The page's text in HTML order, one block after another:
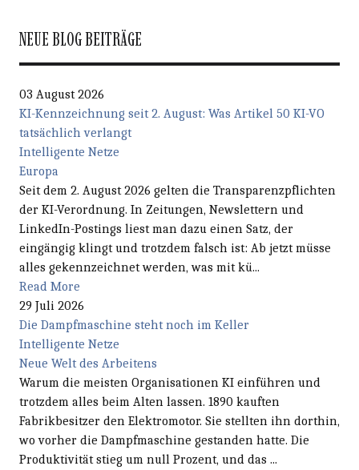
NEUE BLOG BEITRÄGE
03 August 2026
KI-Kennzeichnung seit 2. August: Was Artikel 50 KI-VO
tatsächlich verlangt
Intelligente Netze
Europa
Seit dem 2. August 2026 gelten die Transparenzpflichten
der KI-Verordnung. In Zeitungen, Newslettern und
LinkedIn-Postings liest man dazu einen Satz, der
eingängig klingt und trotzdem falsch ist: Ab jetzt müsse
alles gekennzeichnet werden, was mit kü...
Read More
29 Juli 2026
Die Dampfmaschine steht noch im Keller
Intelligente Netze
Neue Welt des Arbeitens
Warum die meisten Organisationen KI einführen und
trotzdem alles beim Alten lassen. 1890 kauften
Fabrikbesitzer den Elektromotor. Sie stellten ihn dorthin,
wo vorher die Dampfmaschine gestanden hatte. Die
Produktivität stieg um null Prozent, und das ...